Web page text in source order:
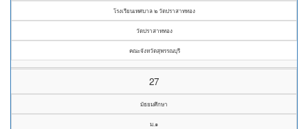
โรงเรียนเทศบาล ๒ วัดปราสาททอง
วัดปราสาททอง
คณะจังหวัดสุพรรณบุรี
27
มัธยมศึกษา
ม.๑